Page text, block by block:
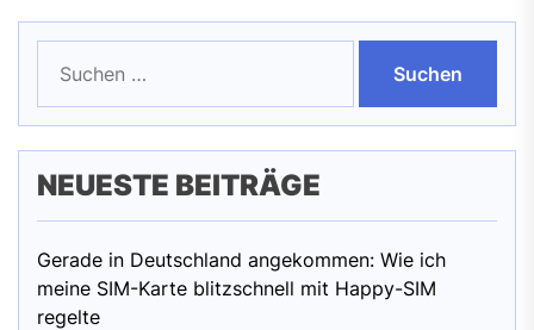
nach:
NEUESTE BEITRÄGE
Gerade in Deutschland angekommen: Wie ich
meine SIM-Karte blitzschnell mit Happy-SIM
regelte